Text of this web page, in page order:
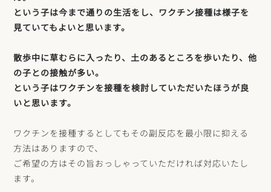
という子は今まで通りの生活をし、ワクチン接種は様子を
見ていてもよいと思います。
散歩中に草むらに入ったり、土のあるところを歩いたり、他
の子との接触が多い。
という子はワクチンを接種を検討していただいたほうが良
いと思います。
ワクチンを接種するとしてもその副反応を最小限に抑える
方法はありますので、
ご希望の方はその旨おっしゃっていただければ対応いたし
ます。